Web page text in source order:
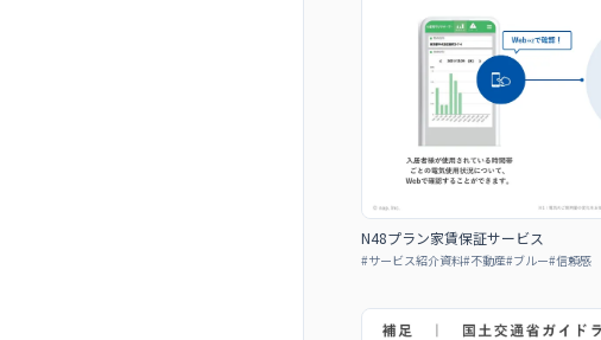
N48プラン家賃保証サービス
#サービス紹介資料#不動産#ブルー#信頼感